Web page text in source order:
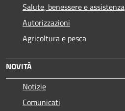
Salute, benessere e assistenza
Autorizzazioni
Agricoltura e pesca
NOVITÀ
Notizie
Comunicati